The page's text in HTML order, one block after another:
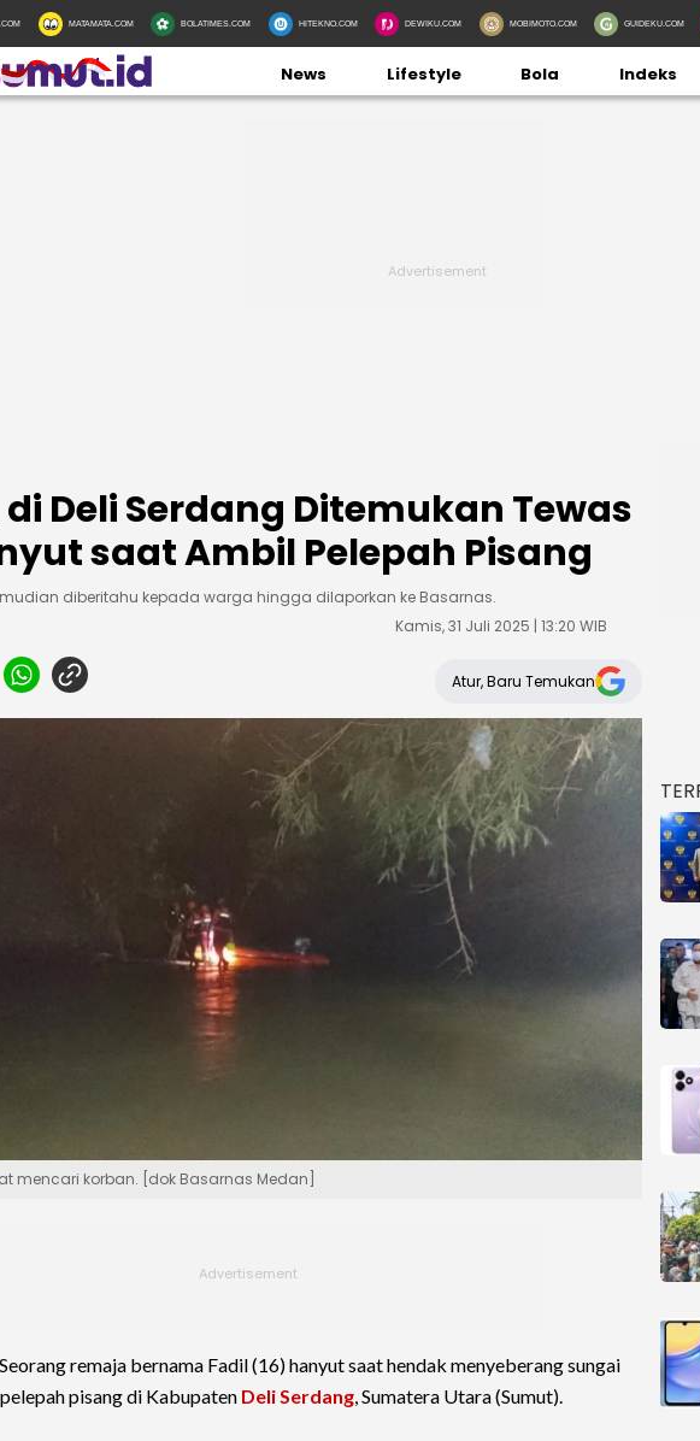
MATAMATA.COM BOLATIMES.COM HITEKNO.COM DEWIKU.COM MOBIMOTO.COM GUIDEKU.COM
News Lifestyle Bola Indeks
Deli Serdang Ditemukan Tewas
saat Ambil Pelepah Pisang
diberitahu kepada warga hingga dilaporkan ke Basarnas.
Kamis, 31 Juli 2025 | 13:20 WIB
Atur, Baru Temukan
mencari korban. [dok Basarnas Medan]
Seorang remaja bernama Fadil (16) hanyut saat hendak menyeberang sungai
pisang di Kabupaten Deli Serdang, Sumatera Utara (Sumut).